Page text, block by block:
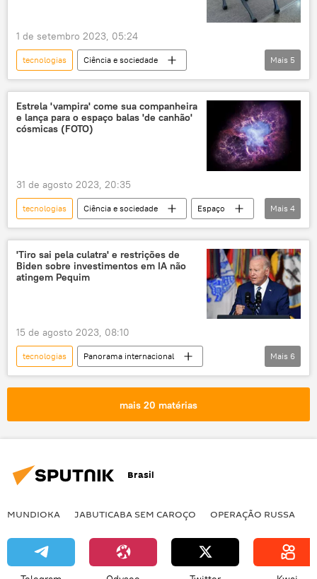
1 de setembro 2023, 05:24
tecnologias
Ciência e sociedade
Ciência e Tecnologia
tecnologia
Robot
robotizado Economia
Mais 5
Estrela 'vampira' come sua companheira
e lança para o espaço balas 'de canhão'
cósmicas (FOTO)
31 de agosto 2023, 20:35
tecnologias Ciência e sociedade
Espaço
exploração do espaço
planeta
estrelas
Ciência e Tecnologia
Mais 4
'Tiro sai pela culatra' e restrições de
Biden sobre investimentos em IA não
atingem Pequim
15 de agosto 2023, 08:10
tecnologias
Panorama internacional
China
EUA
sanção
guerra comercial
Tecnologias de Ponta
Mais 6
mais 20 matérias
Brasil
MUNDIOKA JABUTICABA SEM CAROÇO OPERAÇÃO RUSSA